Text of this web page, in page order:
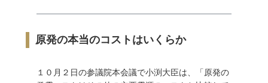
原発の本当のコストはいくらか
１０月２日の参議院本会議で小渕大臣は、「原発の